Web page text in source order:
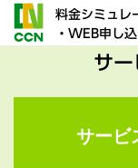
料金シミュレ
・WEB申し
サ
サービ